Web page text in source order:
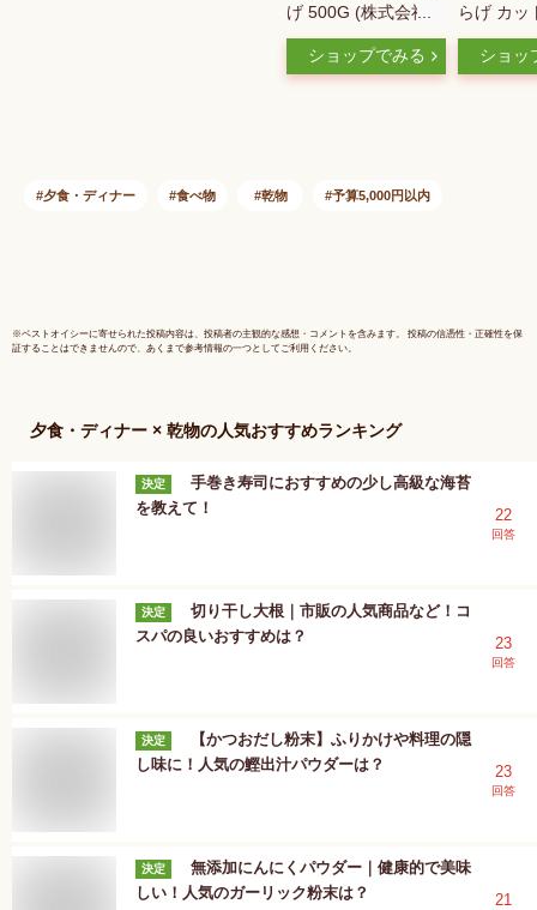
げ 500G (株式会社太
堀/農産乾物/その他)
業務用
ショップでみる
らげ カッ
乾燥 茎レ
ムレタス
ショッ
夕食・ディナー 食べ物 乾物 予算5,000円以内
※ベストオイシーに寄せられた投稿内容は、投稿者の主観的な感想・コメントを含みます。 投稿の信憑性・正確性を保
証することはできませんので、あくまで参考情報の一つとしてご利用ください。
夕食・ディナー × 乾物の人気おすすめランキング
決定
手巻き寿司におすすめの少し高級な海苔
を教えて！
22
回答
決定
切り干し大根｜市販の人気商品など！コ
スパの良いおすすめは？
23
回答
決定
【かつおだし粉末】ふりかけや料理の隠
し味に！人気の鰹出汁パウダーは？
23
回答
決定
無添加にんにくパウダー｜健康的で美味
しい！人気のガーリック粉末は？
21